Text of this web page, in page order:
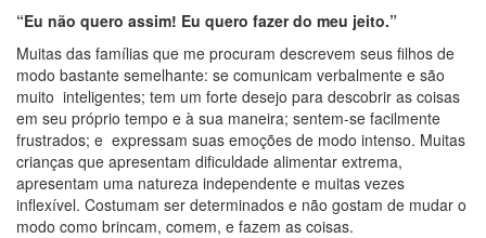
“Eu não quero assim! Eu quero fazer do meu jeito.”
Muitas das famílias que me procuram descrevem seus filhos de
modo bastante semelhante: se comunicam verbalmente e são
muito inteligentes; tem um forte desejo para descobrir as coisas
em seu próprio tempo e à sua maneira; sentem-se facilmente
frustrados; e expressam suas emoções de modo intenso. Muitas
crianças que apresentam dificuldade alimentar extrema,
apresentam uma natureza independente e muitas vezes
inflexível. Costumam ser determinados e não gostam de mudar o
modo como brincam, comem, e fazem as coisas.